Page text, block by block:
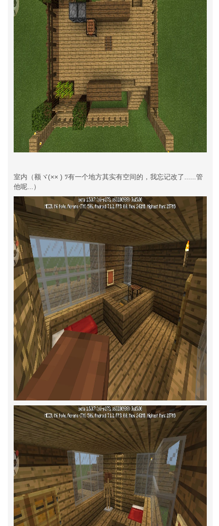
室内（额ヾ(×× ) ﾂ有一个地方其实有空间的，我忘记改了......管
他呢...）